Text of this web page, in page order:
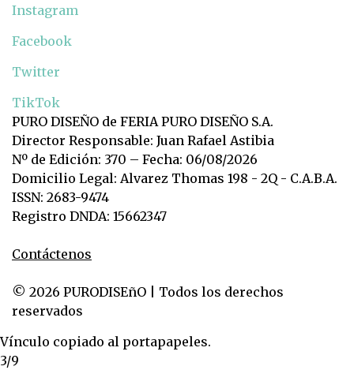
Instagram
Facebook
Twitter
TikTok
PURO DISEÑO de FERIA PURO DISEÑO S.A.
Director Responsable: Juan Rafael Astibia
Nº de Edición: 370 – Fecha: 06/08/2026
Domicilio Legal: Alvarez Thomas 198 - 2Q - C.A.B.A.
ISSN: 2683-9474
Registro DNDA: 15662347
Contáctenos
© 2026 PURODISEñO | Todos los derechos
reservados
Vínculo copiado al portapapeles.
3/9